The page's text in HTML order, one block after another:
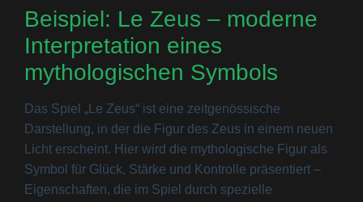
Beispiel: Le Zeus – moderne
Interpretation eines
mythologischen Symbols
Das Spiel „Le Zeus“ ist eine zeitgenössische
Darstellung, in der die Figur des Zeus in einem neuen
Licht erscheint. Hier wird die mythologische Figur als
Symbol für Glück, Stärke und Kontrolle präsentiert –
Eigenschaften, die im Spiel durch spezielle